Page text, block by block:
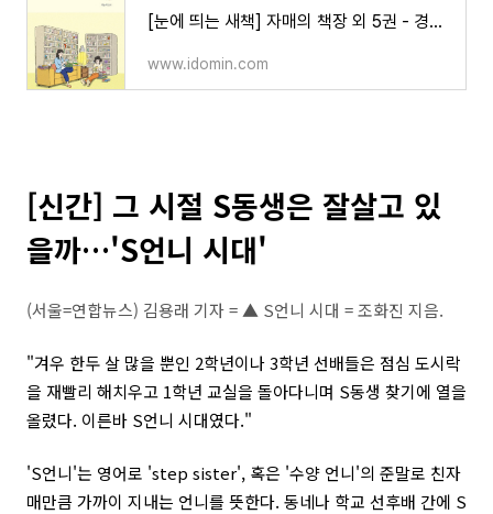
[눈에 띄는 새책] 자매의 책장 외 5권 - 경남도민일보
www.idomin.com
[신간] 그 시절 S동생은 잘살고 있
을까…'S언니 시대'
(서울=연합뉴스) 김용래 기자 = ▲ S언니 시대 = 조화진 지음.
"겨우 한두 살 많을 뿐인 2학년이나 3학년 선배들은 점심 도시락
을 재빨리 해치우고 1학년 교실을 돌아다니며 S동생 찾기에 열을
올렸다. 이른바 S언니 시대였다."
'S언니'는 영어로 'step sister', 혹은 '수양 언니'의 준말로 친자
매만큼 가까이 지내는 언니를 뜻한다. 동네나 학교 선후배 간에 S